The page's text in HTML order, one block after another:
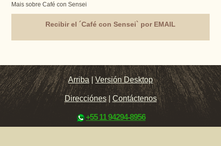
Mais sobre Café con Sensei
Recibir el ´Café con Sensei` por EMAIL
Arriba |Versión Desktop
Direcciónes| Contáctenos
+55 11 94294-8956